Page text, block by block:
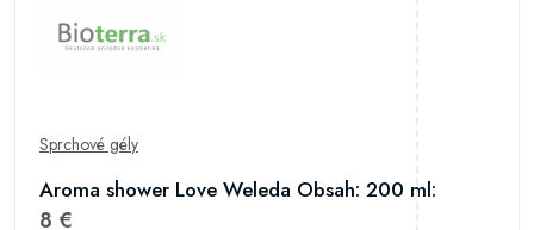
Sprchové gély
Aroma shower Love Weleda Obsah: 200 ml:
8 €